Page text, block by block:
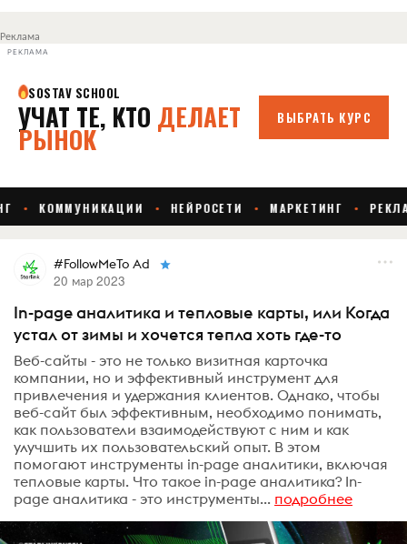
Реклама
РЕКЛАМА
#FollowMeTo Ad
20 мар 2023
In-page аналитика и тепловые карты, или Когда
устал от зимы и хочется тепла хоть где-то
Веб-сайты - это не только визитная карточка
компании, но и эффективный инструмент для
привлечения и удержания клиентов. Однако, чтобы
веб-сайт был эффективным, необходимо понимать,
как пользователи взаимодействуют с ним и как
улучшить их пользовательский опыт. В этом
помогают инструменты in-page аналитики, включая
тепловые карты. Что такое in-page аналитика? In-
page аналитика - это инструменты... подробнее